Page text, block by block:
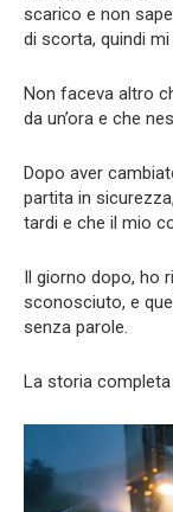
scarico e non
di scorta, quindi
Non faceva altro
da un’ora e che
Dopo aver
partita in
tardi e che il mio
Il giorno dopo, ho
sconosciuto, e
senza parole.
La storia